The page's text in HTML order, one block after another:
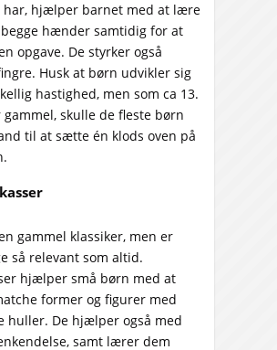
har, hjælper barnet med at lære
hænder samtidig for at
opgave. De styrker også
Husk at børn udvikler sig
hastighed, men som ca 13.
gammel, skulle de fleste børn
til at sætte én klods oven på
gammel klassiker, men er
så relevant som altid.
hjælper små børn med at
former og figurer med
huller. De hjælper også med
samt lærer dem